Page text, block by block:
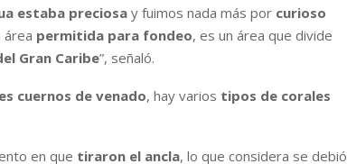
estaba preciosa y fuimos nada más por curioso
área permitida para fondeo, es un área que divide
Gran Caribe”, señaló.
cuernos de venado, hay varios tipos de corales
en que tiraron el ancla, lo que considera se debió